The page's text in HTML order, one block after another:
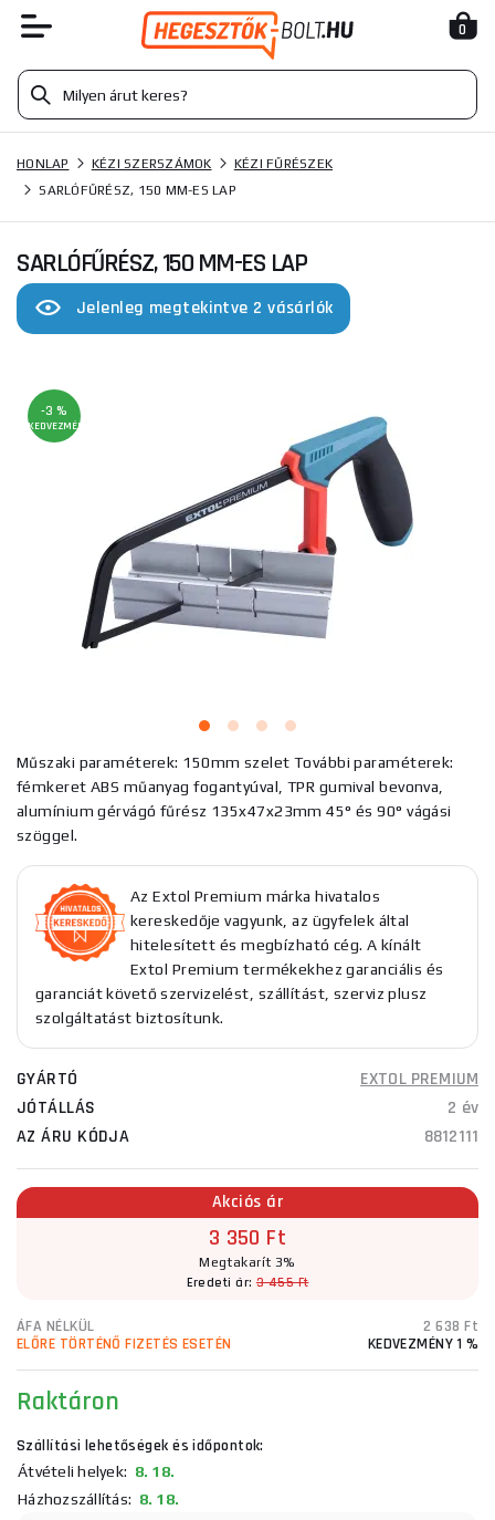
0
HONLAP KÉZI SZERSZÁMOK
KÉZI FŰRÉSZEK
SARLÓFŰRÉSZ, 150 MM-ES LAP
SARLÓFŰRÉSZ, 150 MM-ES LAP
Jelenleg megtekintve 2 vásárlók
-3 %
KEDVEZMÉNY
Műszaki paraméterek: 150mm szelet További paraméterek:
fémkeret ABS műanyag fogantyúval, TPR gumival bevonva,
alumínium gérvágó fűrész 135x47x23mm 45° és 90° vágási
szöggel.
Az Extol Premium márka hivatalos
kereskedője vagyunk, az ügyfelek által
hitelesített és megbízható cég. A kínált
Extol Premium termékekhez garanciális és
garanciát követő szervizelést, szállítást, szerviz plusz
szolgáltatást biztosítunk.
GYÁRTÓ
EXTOL PREMIUM
JÓTÁLLÁS
2 év
AZ ÁRU KÓDJA
8812111
Akciós ár
3 350 Ft
Megtakarít 3%
Eredeti ár:3 455 Ft
ÁFA NÉLKÜL
2 638 Ft
ELŐRE TÖRTÉNŐ FIZETÉS ESETÉN
KEDVEZMÉNY 1 %
Raktáron
Szállítási lehetőségek és időpontok:
Átvételi helyek: 8. 18.
Házhozszállítás: 8. 18.